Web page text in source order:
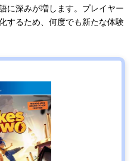
に深みが増します。プレイヤー
するため、何度でも新たな体験